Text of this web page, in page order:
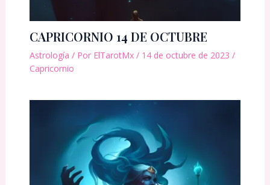
CAPRICORNIO 14 DE OCTUBRE
Astrología / Por ElTarotMx / 14 de octubre de 2023 /
Capricornio